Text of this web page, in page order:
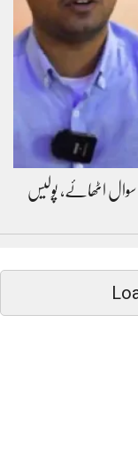
اٹھائے، پولیس